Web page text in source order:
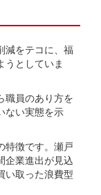
減をテコに、福
うとしていま
職員のあり方を
ない実態を示
特徴です。瀬戸
企業進出が見込
い取った浪費型